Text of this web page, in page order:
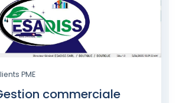
PME
commerciale